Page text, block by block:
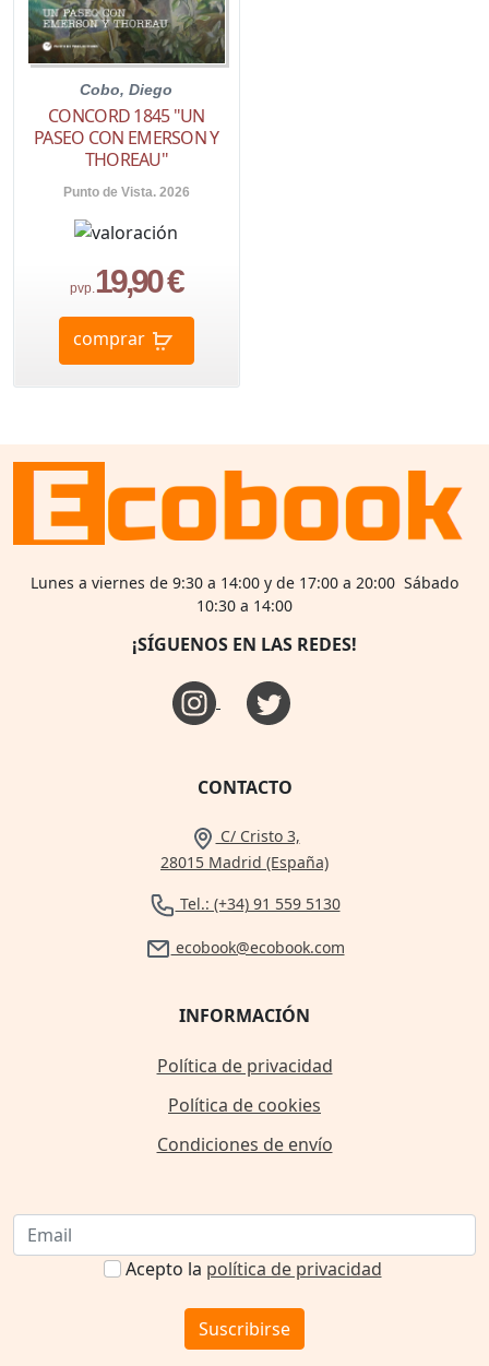
Cobo, Diego
CONCORD 1845 "UN
PASEO CON EMERSON Y
THOREAU"
Punto de Vista. 2026
pvp.19,90 €
comprar
Lunes a viernes de 9:30 a 14:00 y de 17:00 a 20:00 Sábado
10:30 a 14:00
¡SÍGUENOS EN LAS REDES!
CONTACTO
C/ Cristo 3,
28015 Madrid (España)
Tel.: (+34) 91 559 5130
ecobook@ecobook.com
INFORMACIÓN
Política de privacidad
Política de cookies
Condiciones de envío
Acepto la política de privacidad
Suscribirse